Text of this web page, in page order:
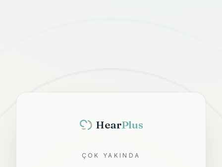
HearPlus
ÇOK YAKINDA